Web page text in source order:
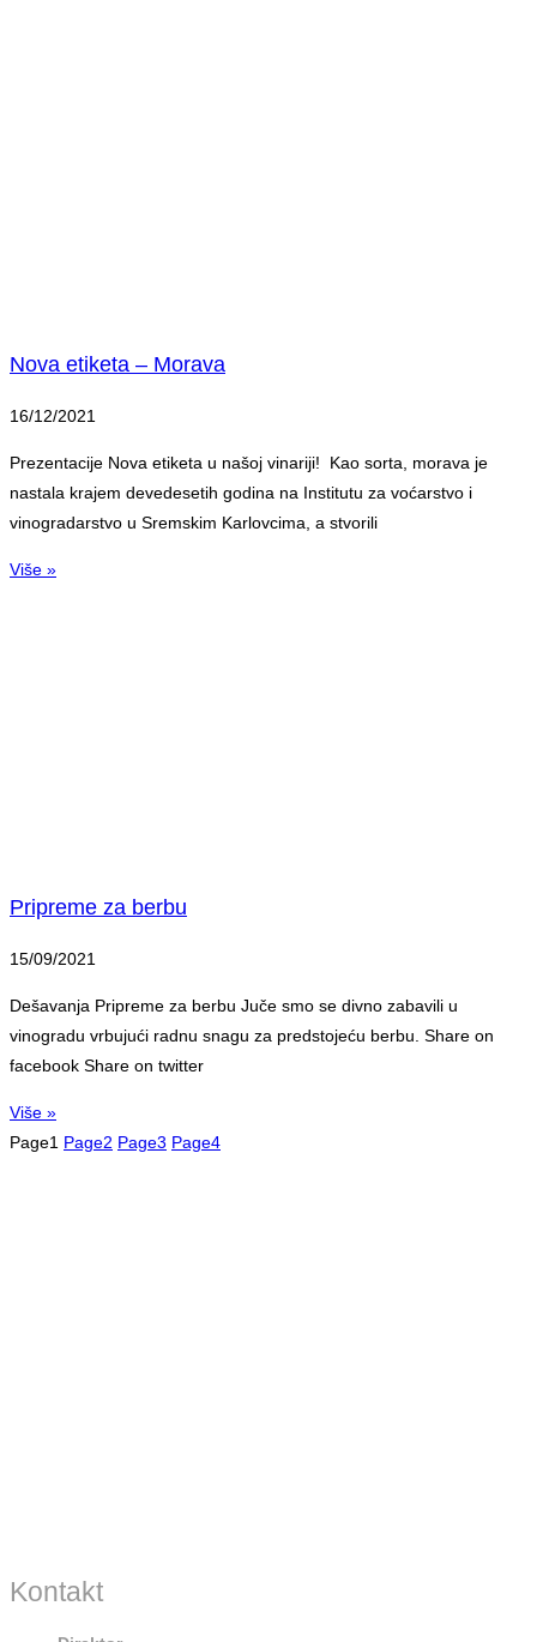
Nova etiketa – Morava
16/12/2021
Prezentacije Nova etiketa u našoj vinariji! Kao sorta, morava je
nastala krajem devedesetih godina na Institutu za voćarstvo i
vinogradarstvo u Sremskim Karlovcima, a stvorili
Više »
Pripreme za berbu
15/09/2021
Dešavanja Pripreme za berbu Juče smo se divno zabavili u
vinogradu vrbujući radnu snagu za predstojeću berbu. Share on
facebook Share on twitter
Više »
Page1 Page2 Page3 Page4
Kontakt